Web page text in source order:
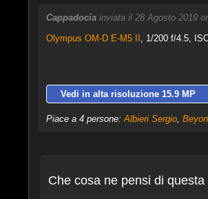
Cappadocia inviata il 28 Agosto 2019
Olympus OM-D E-M5 II , 1/200 f/4.5,
Vedi in alta risoluzione 15.9 MP
Piace a 4 persone:Albieri Sergio,
Che cosa ne pensi di questa